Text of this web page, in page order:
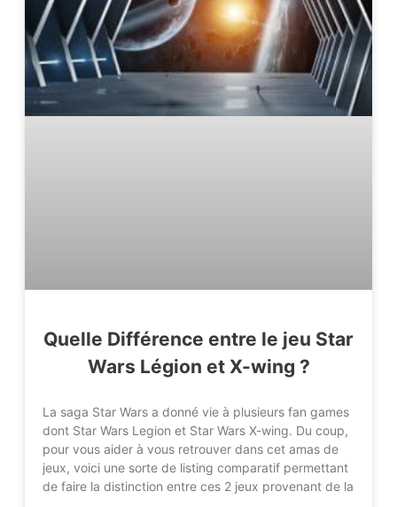
Quelle Différence entre le jeu Star
Wars Légion et X-wing ?
La saga Star Wars a donné vie à plusieurs fan games
dont Star Wars Legion et Star Wars X-wing. Du coup,
pour vous aider à vous retrouver dans cet amas de
jeux, voici une sorte de listing comparatif permettant
de faire la distinction entre ces 2 jeux provenant de la